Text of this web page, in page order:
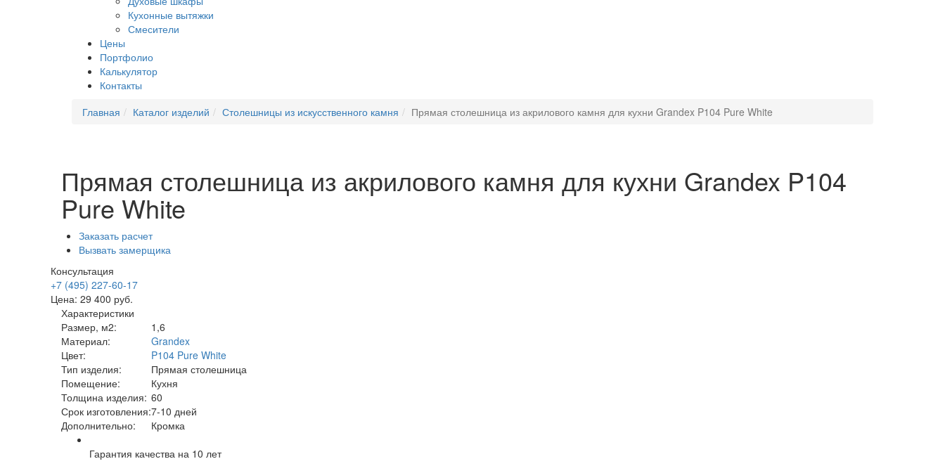
Кухонные вытяжки
Смесители
Цены
Портфолио
Калькулятор
Контакты
Главная
Каталог изделий Столешницы из искусственного камня Прямая столешница из акрилового камня для кухни Grandex P104 Pure White
Прямая столешница из акрилового камня для кухни Grandex P104
Pure White
Заказать расчет
Вызвать замерщика
Консультация
+7 (495) 227-60-17
Цена: 29 400 руб.
Характеристики
Размер, м2:
1,6
Материал:
Grandex
Цвет:
P104 Pure White
Тип изделия:
Прямая столешница
Помещение:
Кухня
Толщина изделия: 60
Срок изготовления:7-10 дней
Дополнительно:
Кромка
Гарантия качества на 10 лет